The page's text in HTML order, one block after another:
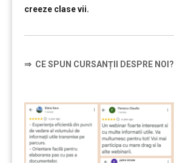
creeze clase vii.
⇒ CE SPUN CURSANȚII DESPRE NOI?